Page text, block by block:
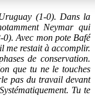
(1-0). Dans la
Neymar qui
Avec mon pote Bafé
me restait à accomplir.
de conservation.
que tu ne le touches
pas du travail devant
Tu te